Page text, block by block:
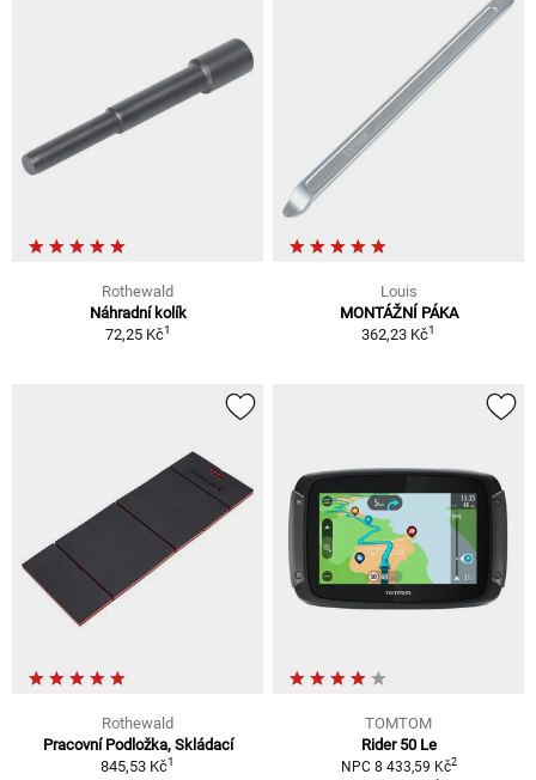
Rothewald
Náhradní kolík
72,25 Kč1
Louis
MONTÁŽNÍ PÁKA
362,23 Kč1
Rothewald
Pracovní Podložka, Skládací
845,53 Kč1
TOMTOM
Rider 50 Le
NPC 8 433,59 Kč2